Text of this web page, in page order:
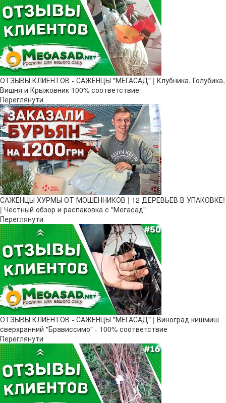
ОТЗЫВЫ КЛИЕНТОВ - САЖЕНЦЫ "МЕГАСАД" | Клубника, Голубика,
Вишня и Крыжовник 100% соответствие
Переглянути
САЖЕНЦЫ ХУРМЫ ОТ МОШЕННИКОВ | 12 ДЕРЕВЬЕВ В УПАКОВКЕ!
| Честный обзор и распаковка с "Мегасад"
Переглянути
ОТЗЫВЫ КЛИЕНТОВ - САЖЕНЦЫ "МЕГАСАД" | Виноград кишмиш
сверхранний "Брависсимо" - 100% соответствие
Переглянути